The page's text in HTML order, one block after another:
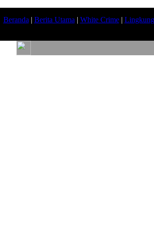
Beranda | Berita Utama | White Crime|